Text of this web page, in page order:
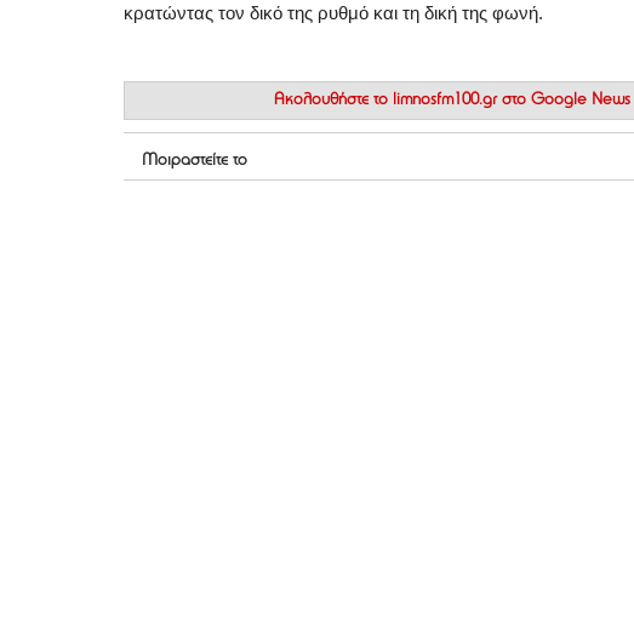
κρατώντας τον δικό της ρυθμό και τη δική της φωνή.
Ακολουθήστε το limnosfm100.gr στο Google News
Μοιραστείτε το